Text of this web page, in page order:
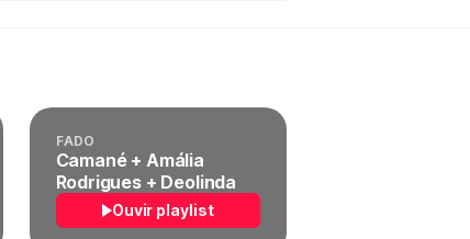
FADO
Camané + Amália
Rodrigues + Deolinda
Ouvir playlist